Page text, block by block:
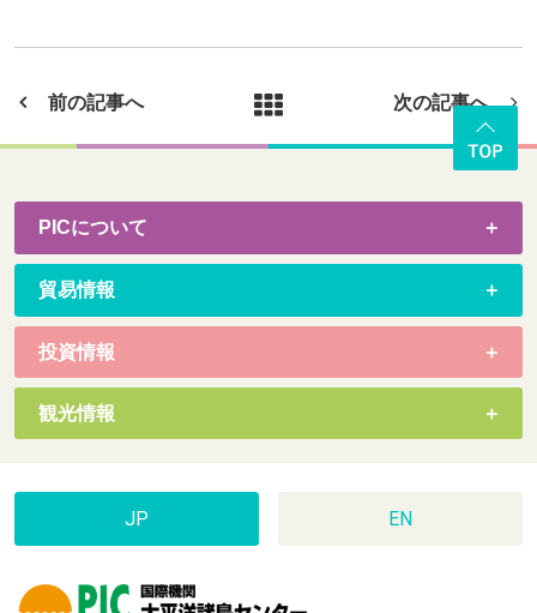
前の記事へ 次の記事へ
PICについて
貿易情報
投資情報
観光情報
JP EN